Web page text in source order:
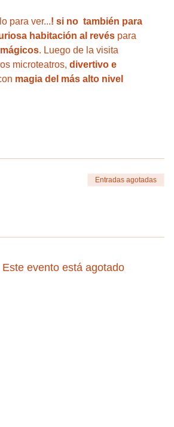
para ver...! si no  también para
habitación al revés para
. Luego de la visita
microteatros, divertivo e
magia del más alto nivel
Entradas agotadas
Este evento está agotado